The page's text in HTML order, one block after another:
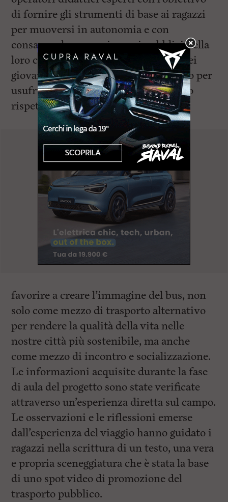
di fornire gli strumenti di base ai ragazzi
per muoversi in autonomia e con
consapevolezza con i mezzi pubblici nella
loro città, sviluppare il senso civico dei
giovani, stabilire una sorta di decalogo per
usufruire dei mezzi pubblici nel pieno
rispetto dell’altro,
favorire a creare l’immagine del bus, non
solo come mezzo di trasporto alternativo
per rendere la qualità della vita nelle
nostre città più sostenibile, ma anche
come mezzo di incontro e socializzazione.
Le informazioni acquisite durante la fase
di aula del progetto sono state verificate
attraverso un’esperienza diretta sul campo.
Le osservazioni e le riflessioni emerse
dall’esperienza del viaggio hanno guidato i
ragazzi nella scrittura di un testo, una vera
e propria sceneggiatura che è stata la base
di uno spot video di promozione del
trasporto pubblico.